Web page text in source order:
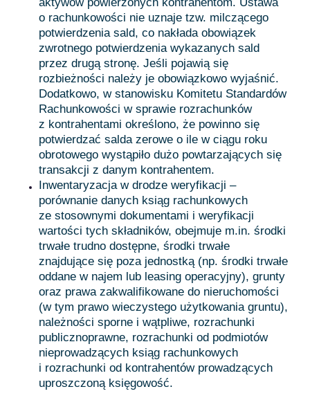
o rachunkowości nie uznaje tzw. milczącego
potwierdzenia sald, co nakłada obowiązek
zwrotnego potwierdzenia wykazanych sald
przez drugą stronę. Jeśli pojawią się
rozbieżności należy je obowiązkowo wyjaśnić.
Dodatkowo, w stanowisku Komitetu Standardów
Rachunkowości w sprawie rozrachunków
z kontrahentami określono, że powinno się
potwierdzać salda zerowe o ile w ciągu roku
obrotowego wystąpiło dużo powtarzających się
transakcji z danym kontrahentem.
Inwentaryzacja w drodze weryfikacji –
porównanie danych ksiąg rachunkowych
ze stosownymi dokumentami i weryfikacji
wartości tych składników, obejmuje m.in. środki
trwałe trudno dostępne, środki trwałe
znajdujące się poza jednostką (np. środki trwałe
oddane w najem lub leasing operacyjny), grunty
oraz prawa zakwalifikowane do nieruchomości
(w tym prawo wieczystego użytkowania gruntu),
należności sporne i wątpliwe, rozrachunki
publicznoprawne, rozrachunki od podmiotów
nieprowadzących ksiąg rachunkowych
i rozrachunki od kontrahentów prowadzących
uproszczoną księgowość.